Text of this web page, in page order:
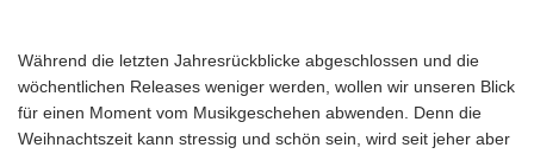
Während die letzten Jahresrückblicke abgeschlossen und die
wöchentlichen Releases weniger werden, wollen wir unseren Blick
für einen Moment vom Musikgeschehen abwenden. Denn die
Weihnachtszeit kann stressig und schön sein, wird seit jeher aber